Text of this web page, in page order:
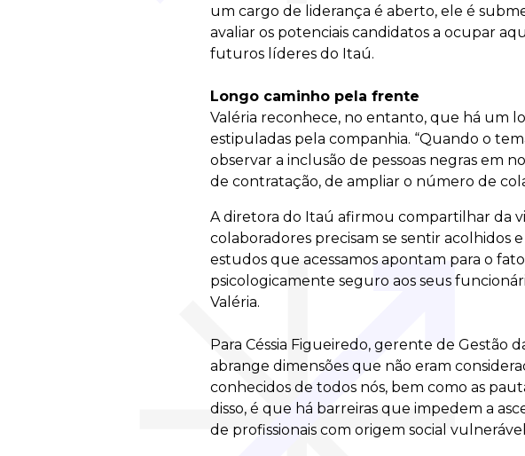
um cargo de liderança é aberto, ele é
avaliar os potenciais candidatos a ocupar
futuros líderes do Itaú.
Longo caminho pela frente
Valéria reconhece, no entanto, que há um
estipuladas pela companhia. “Quando o
observar a inclusão de pessoas negras em
de contratação, de ampliar o número de
A diretora do Itaú afirmou compartilhar da
colaboradores precisam se sentir acolhidos
estudos que acessamos apontam para o
psicologicamente seguro aos seus
Valéria.
Para Céssia Figueiredo, gerente de Gestão
abrange dimensões que não eram
conhecidos de todos nós, bem como as
disso, é que há barreiras que impedem a
de profissionais com origem social